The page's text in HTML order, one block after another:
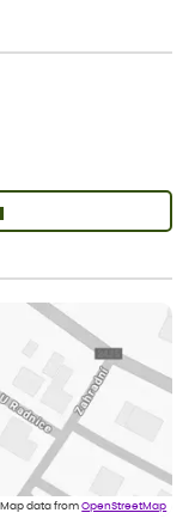
Map data fromOpenStreetMap